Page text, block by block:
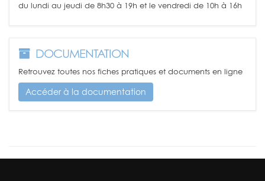
du lundi au jeudi de 8h30 à 19h et le vendredi de 10h à 16h
DOCUMENTATION
Retrouvez toutes nos fiches pratiques et documents en ligne
Accéder à la documentation